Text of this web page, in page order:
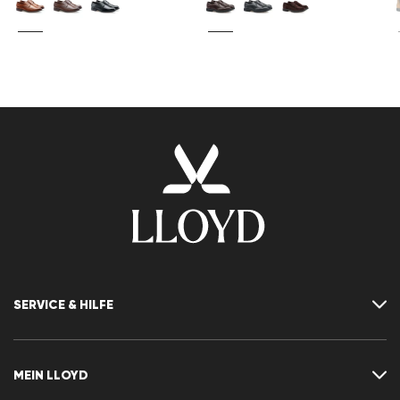
SERVICE & HILFE
Größentabelle
MEIN LLOYD